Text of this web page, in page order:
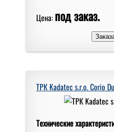
Цена: под заказ.
ТРК Kadatec s.r.o. Corio
Технические